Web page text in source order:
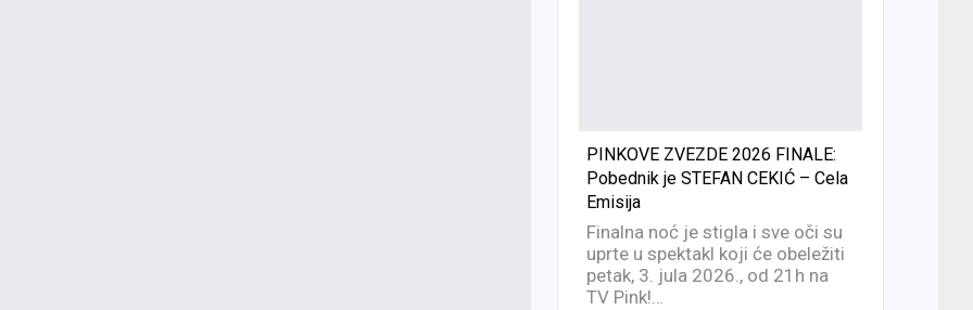
PINKOVE ZVEZDE 2026 FINALE:
Pobednik je STEFAN CEKIĆ – Cela
Emisija
Finalna noć je stigla i sve oči su
uprte u spektakl koji će obeležiti
petak, 3. jula 2026., od 21h na
TV Pink!…